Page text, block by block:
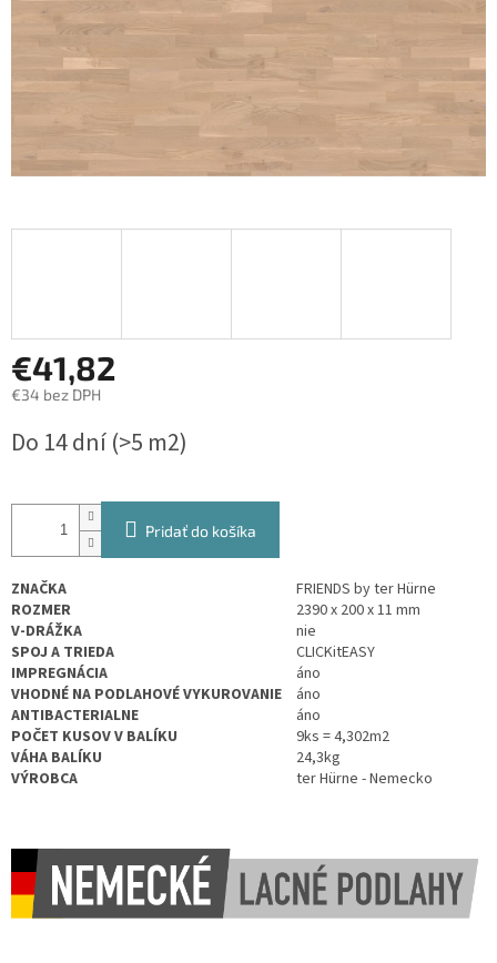
€41,82
€34 bez DPH
cena:
Do 14 dní(>5 m2)
Pridať do košíka
ZNAČKA
FRIENDS by ter Hürne
ROZMER
2390 x 200 x 11 mm
V-DRÁŽKA
nie
SPOJ A TRIEDA
CLICKitEASY
IMPREGNÁCIA
áno
VHODNÉ NA PODLAHOVÉ VYKUROVANIE
áno
ANTIBACTERIALNE
áno
POČET KUSOV V BALÍKU
9ks = 4,302m2
VÁHA BALÍKU
24,3kg
VÝROBCA
ter Hürne - Nemecko